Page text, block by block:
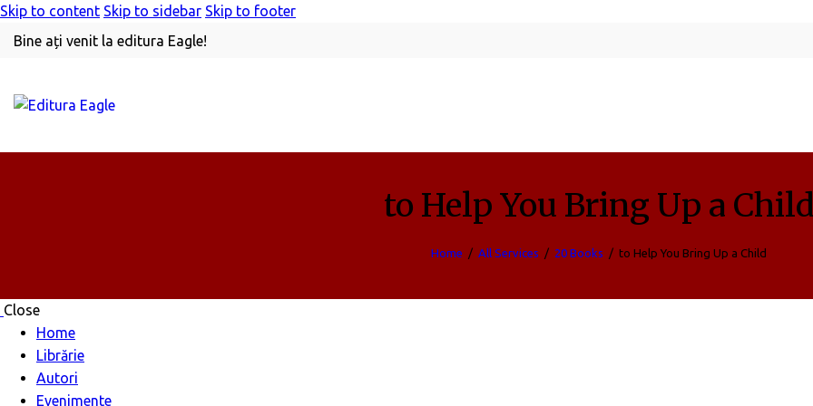
Skip to content Skip to sidebar Skip to footer
Bine ați venit la editura Eagle!
to Help You Bring Up a Child
Home All Services 20 Books to Help You Bring Up a Child
Close
Home
Librărie
Autori
Evenimente